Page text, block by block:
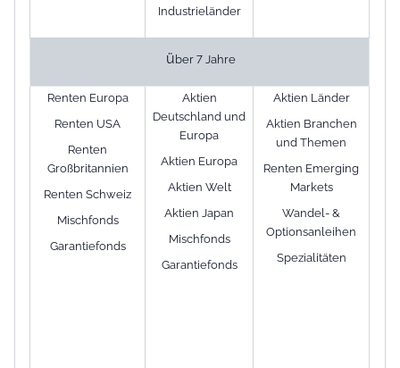
Industrieländer
über 7 Jahre
Renten Europa
Renten USA
Renten
Großbritannien
Renten Schweiz
Mischfonds
Garantiefonds
Aktien
Deutschland und
Europa
Aktien Europa
Aktien Welt
Aktien Japan
Mischfonds
Garantiefonds
Aktien Länder
Aktien Branchen
und Themen
Renten Emerging
Markets
Wandel- &
Optionsanleihen
Spezialitäten